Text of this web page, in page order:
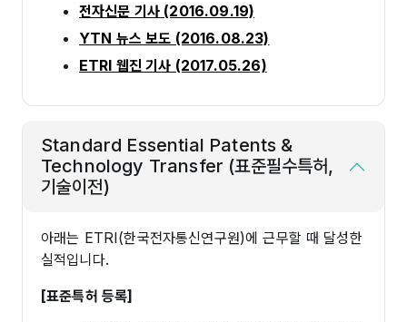
전자신문 기사 (2016.09.19)
YTN 뉴스 보도 (2016.08.23)
ETRI 웹진 기사 (2017.05.26)
Standard Essential Patents &
Technology Transfer (표준필수특허,
기술이전)
아래는 ETRI(한국전자통신연구원)에 근무할 때 달성한
실적입니다.
[표준특허 등록]